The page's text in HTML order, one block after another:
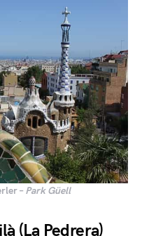
– Park Güell
(La Pedrera)